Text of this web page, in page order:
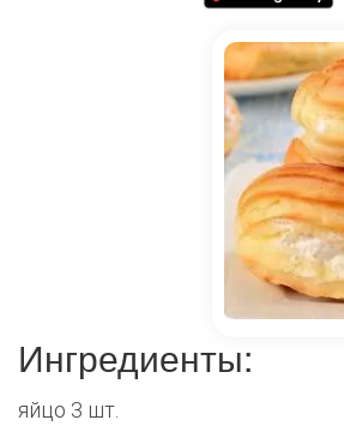
Ингредиенты:
яйцо 3 шт.